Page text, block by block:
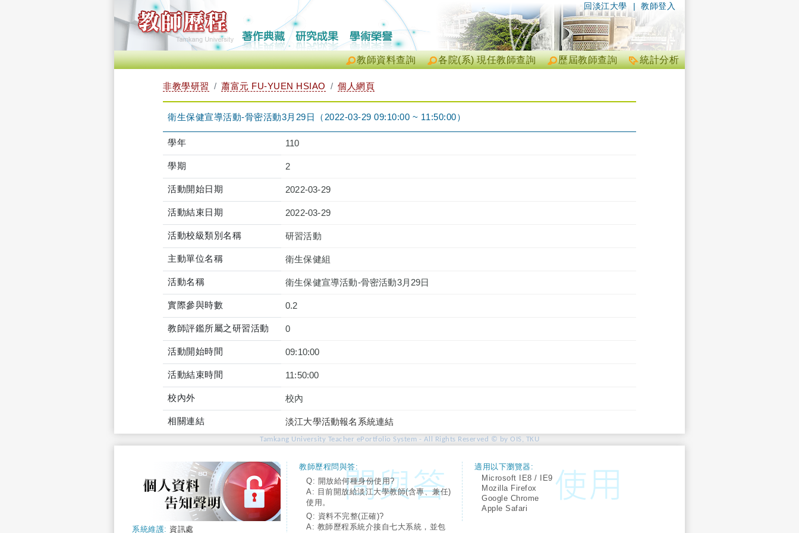
| 教師登入
回淡江大學
統計分析
歷屆教師查詢
各院(系) 現任教師查詢
教師資料查詢
非教學研習 蕭富元 FU-YUEN HSIAO 個人網頁
衛生保健宣導活動-骨密活動3月29日（2022-03-29 09:10:00 ~ 11:50:00）
學年 110
學期 2
活動開始日期 2022-03-29
活動結束日期 2022-03-29
活動校級類別名稱 研習活動
主動單位名稱 衛生保健組
活動名稱 衛生保健宣導活動-骨密活動3月29日
實際參與時數 0.2
教師評鑑所屬之研習活動 0
活動開始時間 09:10:00
活動結束時間 11:50:00
校內外 校內
相關連結 淡江大學活動報名系統連結
Tamkang University Teacher ePortfolio System - All Rights Reserved © by OIS, TKU
系統維護: 資訊處
教師歷程問與答:
Q: 開放給何種身份使用?
A: 目前開放給淡江大學教師(含專、兼任)
使用。
Q: 資料不完整(正確)?
A: 教師歷程系統介接自七大系統，並包
適用以下瀏覽器:
Microsoft IE8 / IE9
Mozilla Firefox
Google Chrome
Apple Safari